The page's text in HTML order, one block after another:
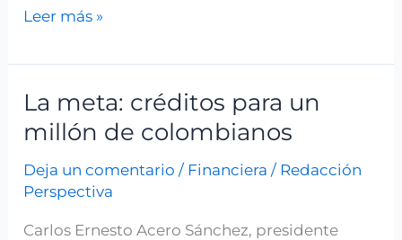
Leer más »
La meta: créditos para un
millón de colombianos
Deja un comentario / Financiera / Redacción
Perspectiva
Carlos Ernesto Acero Sánchez, presidente
La
meta:
para
un
millón